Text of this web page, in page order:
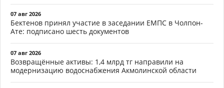
07 авг 2026
Бектенов принял участие в заседании ЕМПС в Чолпон-
Ате: подписано шесть документов
07 авг 2026
Возвращённые активы: 1,4 млрд тг направили на
модернизацию водоснабжения Акмолинской области